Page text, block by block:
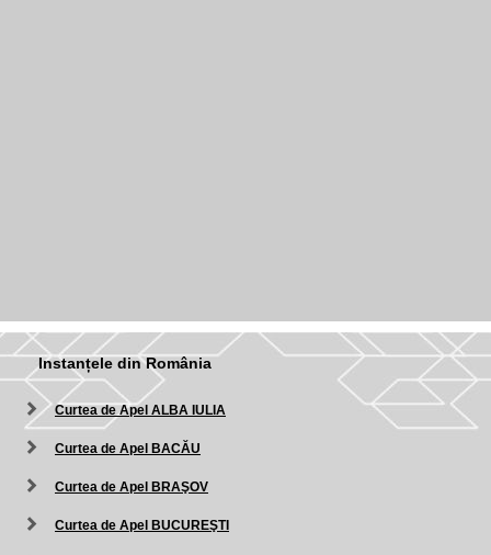
Instanțele din România
Curtea de Apel ALBA IULIA
Curtea de Apel BACĂU
Curtea de Apel BRAŞOV
Curtea de Apel BUCUREŞTI